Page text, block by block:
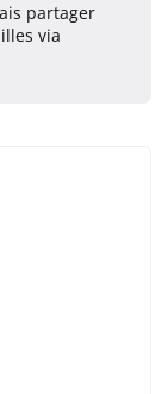
partager
via